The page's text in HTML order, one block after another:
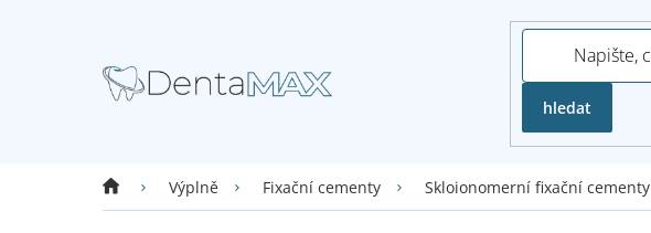
hledat
Domů Výplně Fixační cementy Skloionomerní fixační cementy